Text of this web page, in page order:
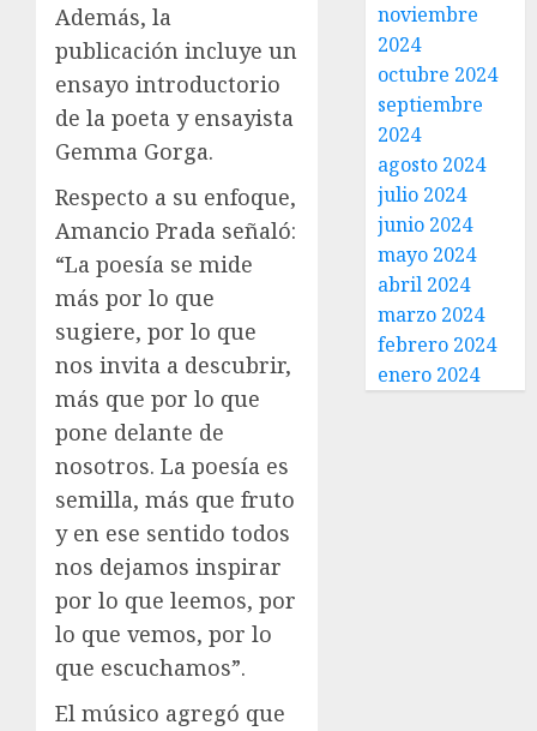
Además, la
publicación incluye un
ensayo introductorio
de la poeta y ensayista
Gemma Gorga.
Respecto a su enfoque,
Amancio Prada señaló:
“La poesía se mide
más por lo que
sugiere, por lo que
nos invita a descubrir,
más que por lo que
pone delante de
nosotros. La poesía es
semilla, más que fruto
y en ese sentido todos
nos dejamos inspirar
por lo que leemos, por
lo que vemos, por lo
que escuchamos”.
El músico agregó que
noviembre
2024
octubre 2024
septiembre
2024
agosto 2024
julio 2024
junio 2024
mayo 2024
abril 2024
marzo 2024
febrero 2024
enero 2024